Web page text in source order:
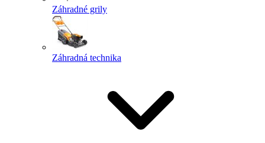
Záhradné grily
Záhradná technika